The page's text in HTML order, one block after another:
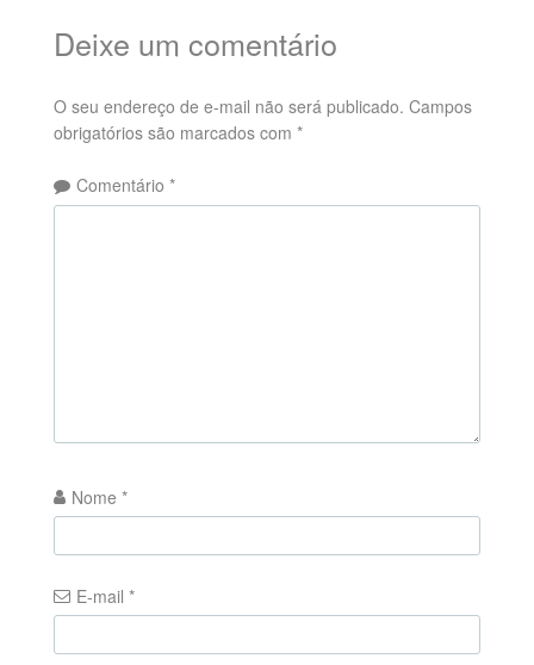
Deixe um comentário
O seu endereço de e-mail não será publicado. Campos
obrigatórios são marcados com *
Comentário *
Nome *
E-mail *